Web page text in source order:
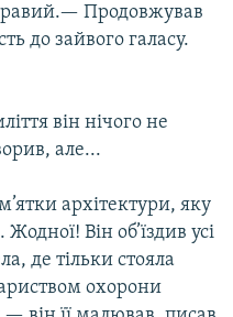
Продовжував
до зайвого галасу.
він нічого не
але...
архітектури, яку
Він об’їздив усі
де тільки стояла
охорони